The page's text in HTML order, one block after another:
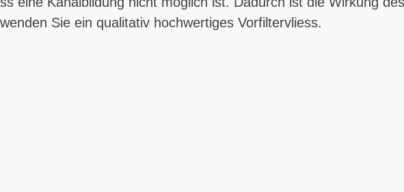
Sie ein qualitativ hochwertiges Vorfiltervliess.